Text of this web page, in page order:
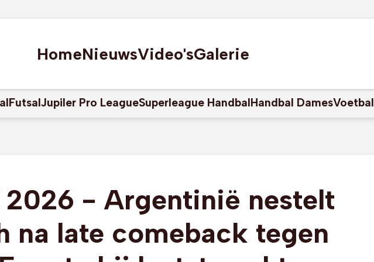
HomeNieuwsVideo'sGalerie
FutsalJupiler Pro LeagueSuperleague HandbalHandbal DamesVoetbal
2026 - Argentinië nestelt
na late comeback tegen